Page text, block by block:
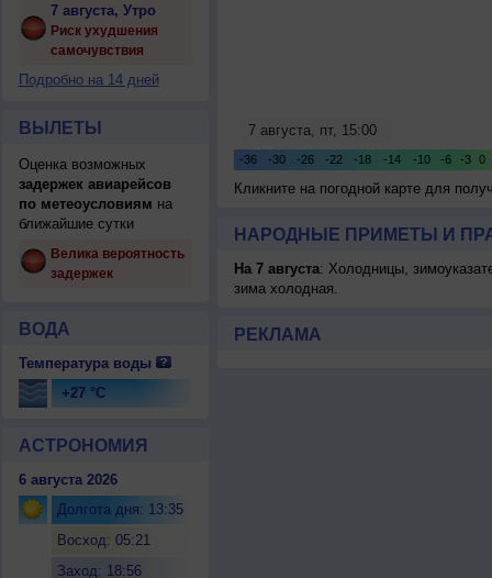
7 августа, Утро
Риск ухудшения
самочувствия
Подробно на 14 дней
ВЫЛЕТЫ
Оценка возможных
задержек авиарейсов
по метеоусловиям на
ближайшие сутки
Велика вероятность
задержек
ВОДА
Температура воды
+27 °C
АСТРОНОМИЯ
6 августа 2026
Долгота дня: 13:35
Восход: 05:21
Заход: 18:56
Кликните на погодной карте для
НАРОДНЫЕ ПРИМЕТЫ И
На 7 августа: Холодницы,
зима холодная.
РЕКЛАМА